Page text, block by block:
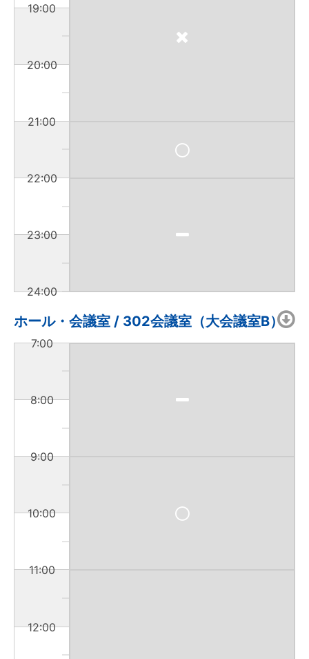
19:00
20:00
21:00
22:00
23:00
24:00
ホール・会議室 / 302会議室（大会議室B）
7:00
8:00
9:00
10:00
11:00
12:00